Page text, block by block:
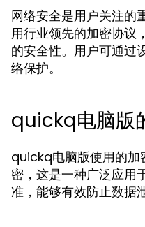
网络安全是用户关注
用行业领先的加密协议
的安全性。用户可通过
络保护。
quickq电脑版
quickq电脑版使用的加
密，这是一种广泛应用
准，能够有效防止数据